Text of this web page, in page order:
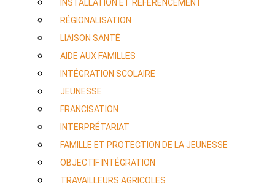
INSTALLATION ET RÉFÉRENCEMENT
RÉGIONALISATION
LIAISON SANTÉ
AIDE AUX FAMILLES
INTÉGRATION SCOLAIRE
JEUNESSE
FRANCISATION
INTERPRÉTARIAT
FAMILLE ET PROTECTION DE LA JEUNESSE
OBJECTIF INTÉGRATION
TRAVAILLEURS AGRICOLES